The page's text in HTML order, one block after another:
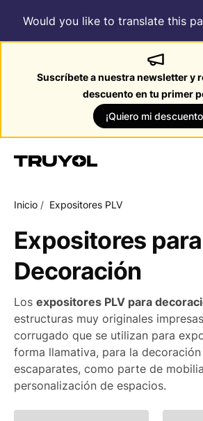
Would you like to translate this
Suscríbete a nuestra newsletter y
descuento en tu primer
¡Quiero mi
Inicio / Expositores PLV
Expositores para
Decoración
Los expositores PLV para
estructuras muy originales
corrugado que se utilizan para
forma llamativa, para la
escaparates, como parte de
personalización de espacios.